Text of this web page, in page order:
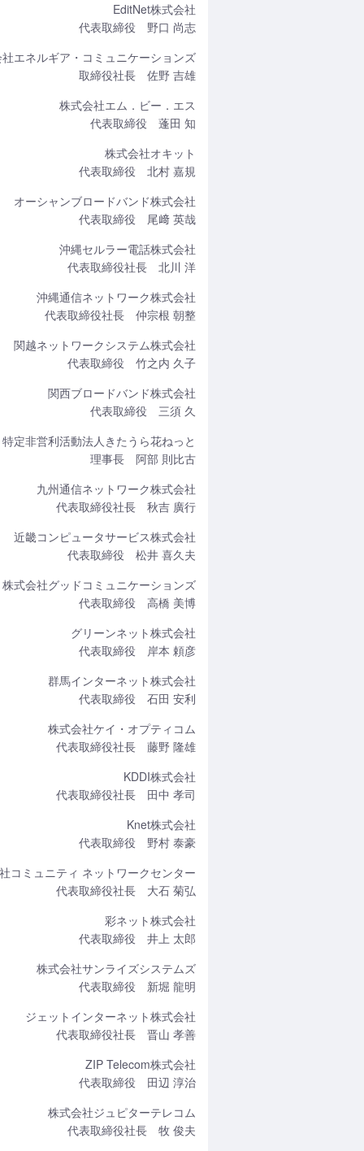
EditNet株式会社
代表取締役 野口 尚志
エネルギア・コミュニケーションズ
取締役社長 佐野 吉雄
株式会社エム．ビー．エス
代表取締役 蓬田 知
株式会社オキット
代表取締役 北村 嘉規
オーシャンブロードバンド株式会社
代表取締役 尾﨑 英哉
沖縄セルラー電話株式会社
代表取締役社長 北川 洋
沖縄通信ネットワーク株式会社
代表取締役社長 仲宗根 朝整
関越ネットワークシステム株式会社
代表取締役 竹之内 久子
関西ブロードバンド株式会社
代表取締役 三須 久
特定非営利活動法人きたうら花ねっと
理事長 阿部 則比古
九州通信ネットワーク株式会社
代表取締役社長 秋吉 廣行
近畿コンピュータサービス株式会社
代表取締役 松井 喜久夫
株式会社グッドコミュニケーションズ
代表取締役 高橋 美博
グリーンネット株式会社
代表取締役 岸本 頼彦
群馬インターネット株式会社
代表取締役 石田 安利
株式会社ケイ・オプティコム
代表取締役社長 藤野 隆雄
KDDI株式会社
代表取締役社長 田中 孝司
Knet株式会社
代表取締役 野村 泰豪
コミュニティ ネットワークセンター
代表取締役社長 大石 菊弘
彩ネット株式会社
代表取締役 井上 太郎
株式会社サンライズシステムズ
代表取締役 新堀 龍明
ジェットインターネット株式会社
代表取締役社長 晋山 孝善
ZIP Telecom株式会社
代表取締役 田辺 淳治
株式会社ジュピターテレコム
代表取締役社長 牧 俊夫